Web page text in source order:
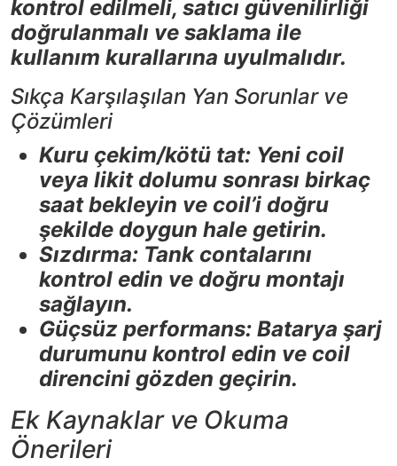
kontrol edilmeli, satıcı güvenilirliği
doğrulanmalı ve saklama ile
kullanım kurallarına uyulmalıdır.
Sıkça Karşılaşılan Yan Sorunlar ve
Çözümleri
Kuru çekim/kötü tat: Yeni coil
veya likit dolumu sonrası birkaç
saat bekleyin ve coil’i doğru
şekilde doygun hale getirin.
Sızdırma: Tank contalarını
kontrol edin ve doğru montajı
sağlayın.
Güçsüz performans: Batarya şarj
durumunu kontrol edin ve coil
direncini gözden geçirin.
Ek Kaynaklar ve Okuma
Önerileri